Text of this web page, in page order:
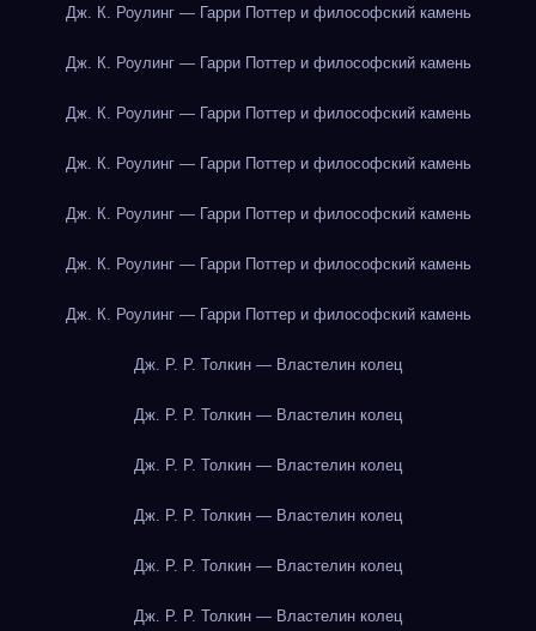
Дж. К. Роулинг — Гарри Поттер и философский камень
Дж. К. Роулинг — Гарри Поттер и философский камень
Дж. К. Роулинг — Гарри Поттер и философский камень
Дж. К. Роулинг — Гарри Поттер и философский камень
Дж. К. Роулинг — Гарри Поттер и философский камень
Дж. К. Роулинг — Гарри Поттер и философский камень
Дж. К. Роулинг — Гарри Поттер и философский камень
Дж. Р. Р. Толкин — Властелин колец
Дж. Р. Р. Толкин — Властелин колец
Дж. Р. Р. Толкин — Властелин колец
Дж. Р. Р. Толкин — Властелин колец
Дж. Р. Р. Толкин — Властелин колец
Дж. Р. Р. Толкин — Властелин колец